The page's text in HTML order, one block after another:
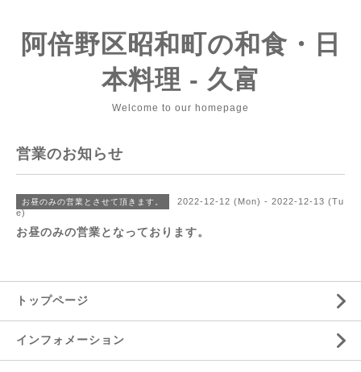
阿倍野区昭和町の和食・日
本料理 - 久富
Welcome to our homepage
営業のお知らせ
お昼のみの営業とさせて頂きます。
2022-12-12 (Mon) - 2022-12-13 (Tu
e)
お昼のみの営業となっております。
トップページ
インフォメーション